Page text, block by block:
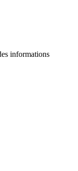
informations